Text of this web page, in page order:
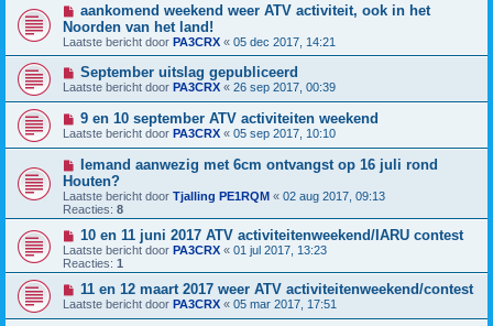
aankomend weekend weer ATV activiteit, ook in het
Noorden van het land!
Laatste bericht door PA3CRX « 05 dec 2017, 14:21
September uitslag gepubliceerd
Laatste bericht door PA3CRX « 26 sep 2017, 00:39
9 en 10 september ATV activiteiten weekend
Laatste bericht door PA3CRX « 05 sep 2017, 10:10
Iemand aanwezig met 6cm ontvangst op 16 juli rond
Houten?
Laatste bericht door Tjalling PE1RQM « 02 aug 2017, 09:13
Reacties: 8
10 en 11 juni 2017 ATV activiteitenweekend/IARU contest
Laatste bericht door PA3CRX « 01 jul 2017, 13:23
Reacties: 1
11 en 12 maart 2017 weer ATV activiteitenweekend/contest
Laatste bericht door PA3CRX « 05 mar 2017, 17:51